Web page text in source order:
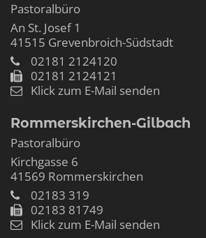
Pastoralbüro
An St. Josef 1
41515 Grevenbroich-Südstadt
02181 2124120
02181 2124121
Klick zum E-Mail senden
Rommerskirchen-Gilbach
Pastoralbüro
Kirchgasse 6
41569 Rommerskirchen
02183 319
02183 81749
Klick zum E-Mail senden